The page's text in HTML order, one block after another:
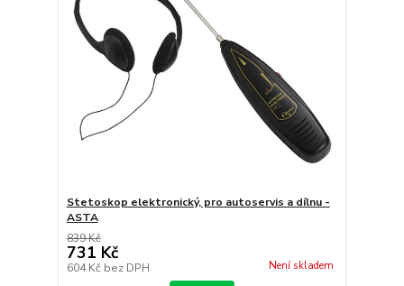
Stetoskop elektronický, pro autoservis a dílnu -
ASTA
839 Kč
731 Kč
604 Kč bez DPH Není skladem